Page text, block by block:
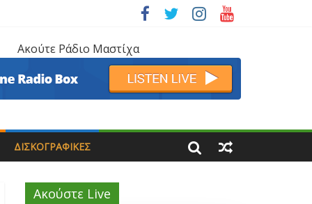
Ακούτε Ράδιο Μαστίχα
ΔΙΣΚΟΓΡΑΦΙΚΈΣ
Ακούστε Live